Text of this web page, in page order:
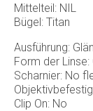
Mittelteil: NIL
Bügel: Titan
Ausführung:
Form der Linse:
Scharnier: No
Clip On: No